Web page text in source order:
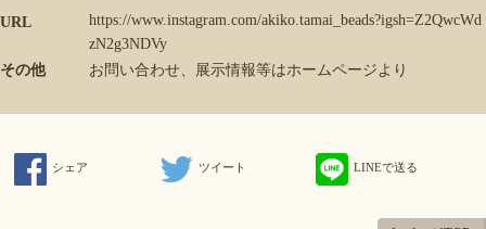
URL
https://www.instagram.com/akiko.tamai_beads?igsh=Z2QwcWd
zN2g3NDVy
その他
お問い合わせ、展示情報等はホームページより
シェア ツイート LINEで送る